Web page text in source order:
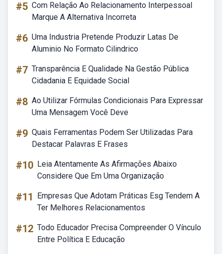
#5 Com Relação Ao Relacionamento Interpessoal
Marque A Alternativa Incorreta
#6 Uma Industria Pretende Produzir Latas De
Aluminio No Formato Cilindrico
#7 Transparência E Qualidade Na Gestão Pública
Cidadania E Equidade Social
#8 Ao Utilizar Fórmulas Condicionais Para Expressar
Uma Mensagem Você Deve
#9 Quais Ferramentas Podem Ser Utilizadas Para
Destacar Palavras E Frases
#10 Leia Atentamente As Afirmações Abaixo
Considere Que Em Uma Organização
#11
Empresas Que Adotam Práticas Esg Tendem A
Ter Melhores Relacionamentos
#12 Todo Educador Precisa Compreender O Vínculo
Entre Política E Educação